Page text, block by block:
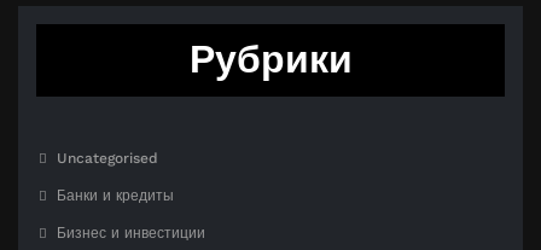
Рубрики
Uncategorised
Банки и кредиты
Бизнес и инвестиции